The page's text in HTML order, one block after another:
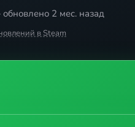
обновлено 2 мес. назад
в Steam